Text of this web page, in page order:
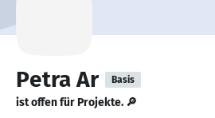
Petra Ar Basis
ist offen für Projekte. 🔎